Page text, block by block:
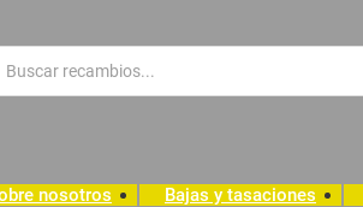
nosotros Bajas y tasaciones